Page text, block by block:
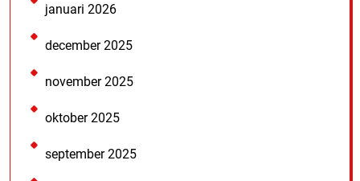
januari 2026
december 2025
november 2025
oktober 2025
september 2025